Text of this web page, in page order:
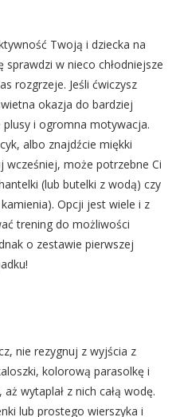
Twoją i dziecka na
w nieco chłodniejsze
rozgrzeje. Jeśli ćwiczysz
okazja do bardziej
i ogromna motywacja.
albo znajdźcie miękki
wcześniej, może potrzebne Ci
(lub butelki z wodą) czy
Opcji jest wiele i z
trening do możliwości
o zestawie pierwszej
nie rezygnuj z wyjścia z
kolorową parasolkę i
wytaplał z nich całą wodę.
lub prostego wierszyka i